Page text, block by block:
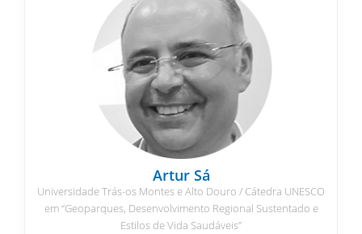
Artur Sá
Universidade Trás-os Montes e Alto Douro / Cátedra UNESCO
em “Geoparques, Desenvolvimento Regional Sustentado e
Estilos de Vida Saudáveis”